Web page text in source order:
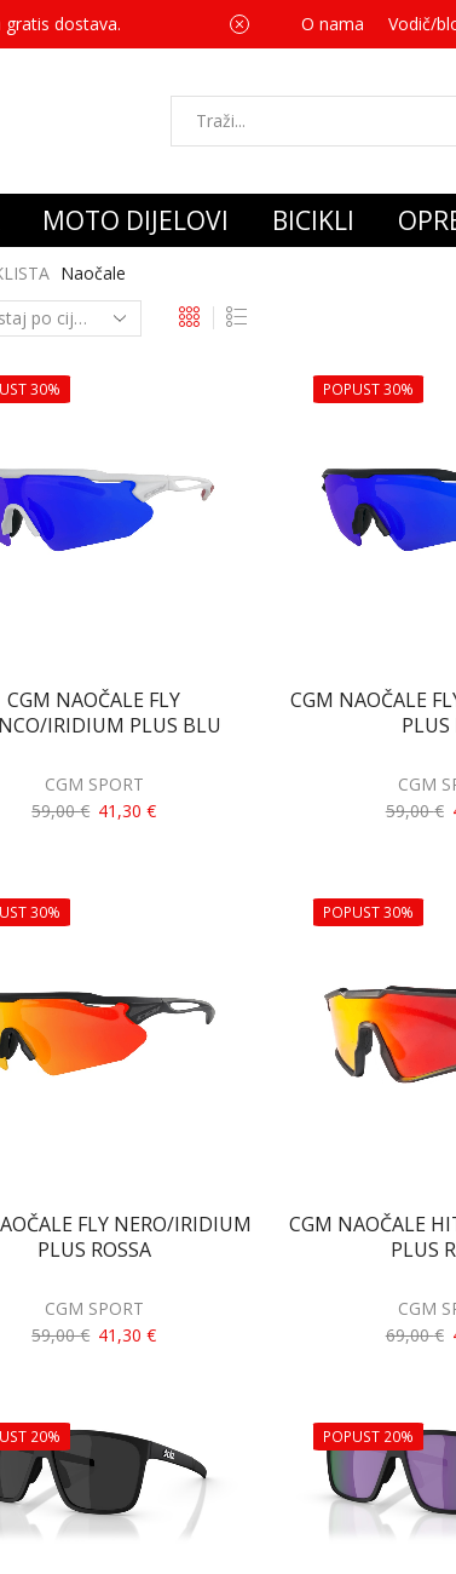
gratis dostava. Za
O nama Vodič/
MOTO DIJELOVI BICIKLI
Naočale
30%
CGM NAOČALE FLY
IRIDIUM PLUS BLU
CGM SPORT
59,00€ 41,30€
POPUST 30%
CGM NAOČALE
PLUS
CGM
59,00€
30%
FLY NERO/IRIDIUM
PLUS ROSSA
CGM SPORT
59,00€ 41,30€
POPUST 30%
CGM NAOČALE
PLUS
CGM
69,00€
20% POPUST 20%